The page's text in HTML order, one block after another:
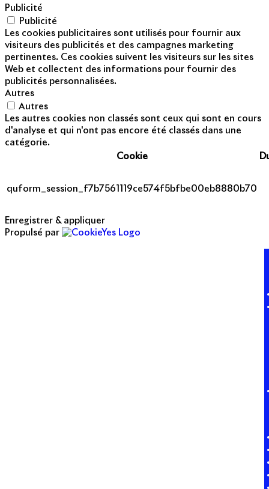
Publicité
Publicité
Les cookies publicitaires sont utilisés pour fournir aux
visiteurs des publicités et des campagnes marketing
pertinentes. Ces cookies suivent les visiteurs sur les sites
Web et collectent des informations pour fournir des
publicités personnalisées.
Autres
Autres
Les autres cookies non classés sont ceux qui sont en cours
d'analyse et qui n'ont pas encore été classés dans une
catégorie.
Cookie
quform_session_f7b7561119ce574f5bfbe00eb8880b70
Enregistrer & appliquer
Propulsé par